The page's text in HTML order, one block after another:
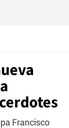
Francisco